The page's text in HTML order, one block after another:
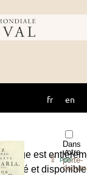
fr en
Dans
votre
porte-
⇪PDF
est
et